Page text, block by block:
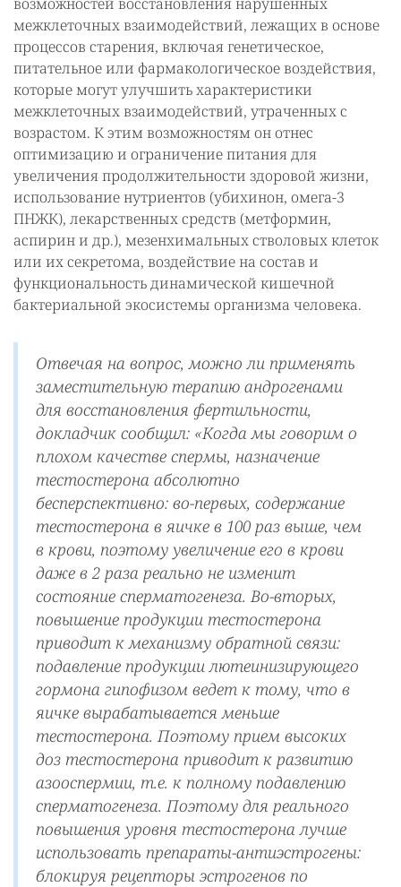
межклеточных взаимодействий, лежащих в основе
процессов старения, включая генетическое,
питательное или фармакологическое воздействия,
которые могут улучшить характеристики
межклеточных взаимодействий, утраченных с
возрастом. К этим возможностям он отнес
оптимизацию и ограничение питания для
увеличения продолжительности здоровой жизни,
использование нутриентов (убихинон, омега-3
ПНЖК), лекарственных средств (метформин,
аспирин и др.), мезенхимальных стволовых клеток
или их секретома, воздействие на состав и
функциональность динамической кишечной
бактериальной экосистемы организма человека.
Отвечая на вопрос, можно ли применять
заместительную терапию андрогенами
для восстановления фертильности,
докладчик сообщил: «Когда мы говорим о
плохом качестве спермы, назначение
тестостерона абсолютно
бесперспективно: во-первых, содержание
тестостерона в яичке в 100 раз выше, чем
в крови, поэтому увеличение его в крови
даже в 2 раза реально не изменит
состояние сперматогенеза. Во-вторых,
повышение продукции тестостерона
приводит к механизму обратной связи:
подавление продукции лютеинизирующего
гормона гипофизом ведет к тому, что в
яичке вырабатывается меньше
тестостерона. Поэтому прием высоких
доз тестостерона приводит к развитию
азооспермии, т.е. к полному подавлению
сперматогенеза. Поэтому для реального
повышения уровня тестостерона лучше
использовать препараты-антиэстрогены:
блокируя рецепторы эстрогенов по